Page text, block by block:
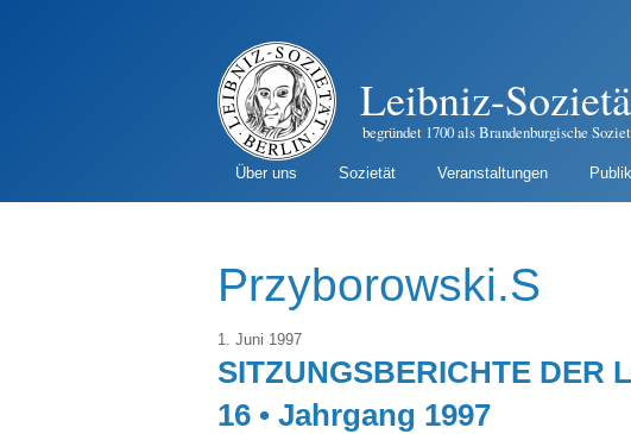
Leibniz-
begründet 1700 als Brandenburgische
Über uns Sozietät Veranstaltungen
Przyborowski.S
1. Juni 1997
SITZUNGSBERICHTE DER
16 • Jahrgang 1997